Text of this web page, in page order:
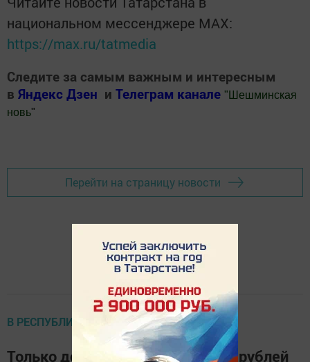
национальном мессенджере MАХ:
https://max.ru/tatmedia
Следите за самым важным и интересным
в Яндекс Дзен и Телеграм канале " Шешминская
новь"
Перейти на страницу новости
В РЕСПУБЛИКЕ
Только до 31 июля до 1 000 000 рублей